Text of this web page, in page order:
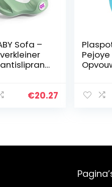
Sofa –
€20.27
Pejoye
ining